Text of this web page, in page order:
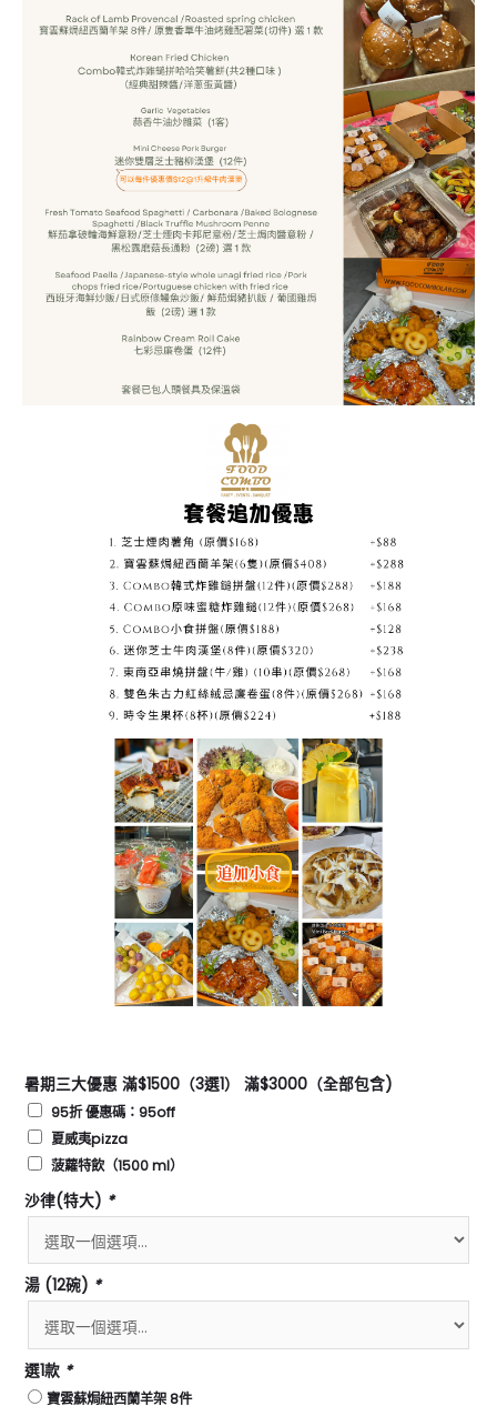
暑期三大優惠 滿$1500（3選1） 滿$3000（全部包含)
95折 優惠碼：95off
夏威夷pizza
菠蘿特飲（1500 ml）
沙律(特大) *
湯 (12碗) *
選1款 *
寶雲蘇焗紐西蘭⽺架 8件